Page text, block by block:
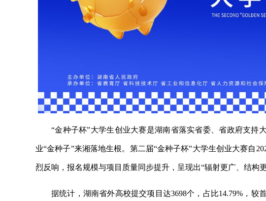
“金种子杯”大学生创业大赛是湖南省落实省委、省政府支持
业“金种子”来湘落地生根。第二届“金种子杯”大学生创业大赛自
烈反响，报名规模与项目质量同步提升，呈现出“辐射更广、结构
据统计，湖南省外高校提交项目达3698个，占比14.79%，较